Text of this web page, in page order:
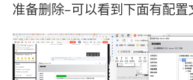
准备删除–可以看到下面有配置